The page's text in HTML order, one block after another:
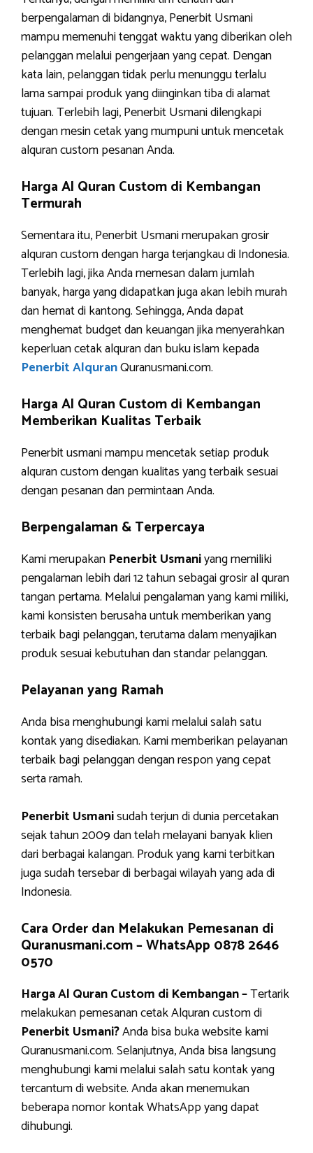
berpengalaman di bidangnya, Penerbit Usmani
mampu memenuhi tenggat waktu yang diberikan oleh
pelanggan melalui pengerjaan yang cepat. Dengan
kata lain, pelanggan tidak perlu menunggu terlalu
lama sampai produk yang diinginkan tiba di alamat
tujuan. Terlebih lagi, Penerbit Usmani dilengkapi
dengan mesin cetak yang mumpuni untuk mencetak
alquran custom pesanan Anda.
Harga Al Quran Custom di Kembangan
Termurah
Sementara itu, Penerbit Usmani merupakan grosir
alquran custom dengan harga terjangkau di Indonesia.
Terlebih lagi, jika Anda memesan dalam jumlah
banyak, harga yang didapatkan juga akan lebih murah
dan hemat di kantong. Sehingga, Anda dapat
menghemat budget dan keuangan jika menyerahkan
keperluan cetak alquran dan buku islam kepada
Penerbit AlquranQuranusmani.com.
Harga Al Quran Custom di Kembangan
Memberikan Kualitas Terbaik
Penerbit usmani mampu mencetak setiap produk
alquran custom dengan kualitas yang terbaik sesuai
dengan pesanan dan permintaan Anda.
Berpengalaman & Terpercaya
Kami merupakan Penerbit Usmaniyang memiliki
pengalaman lebih dari 12 tahun sebagai grosir al quran
tangan pertama. Melalui pengalaman yang kami miliki,
kami konsisten berusaha untuk memberikan yang
terbaik bagi pelanggan, terutama dalam menyajikan
produk sesuai kebutuhan dan standar pelanggan.
Pelayanan yang Ramah
Anda bisa menghubungi kami melalui salah satu
kontak yang disediakan. Kami memberikan pelayanan
terbaik bagi pelanggan dengan respon yang cepat
serta ramah.
Penerbit Usmanisudah terjun di dunia percetakan
sejak tahun 2009 dan telah melayani banyak klien
dari berbagai kalangan. Produk yang kami terbitkan
juga sudah tersebar di berbagai wilayah yang ada di
Indonesia.
Cara Order dan Melakukan Pemesanan di
Quranusmani.com –WhatsApp 0878 2646
0570
Harga Al Quran Custom di Kembangan –Tertarik
melakukan pemesanan cetak Alquran custom di
Penerbit Usmani?Anda bisa buka website kami
Quranusmani.com. Selanjutnya, Anda bisa langsung
menghubungi kami melalui salah satu kontak yang
tercantum di website. Anda akan menemukan
beberapa nomor kontak WhatsApp yang dapat
dihubungi.